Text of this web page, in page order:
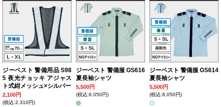
ジーベスト 警備用品 S98
5 夜光チョッキ アジャス
ト式紺メッシュ×シルバー
2,100円
(税込:2,310円)
ジーベスト 警備服 GS616
夏長袖シャツ
5,500円
(税込:6,050円)
ジーベスト 警備服 GS614
夏長袖シャツ
5,500円
(税込:6,050円)